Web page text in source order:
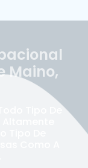
Maino,
Tipo De
De
Como A